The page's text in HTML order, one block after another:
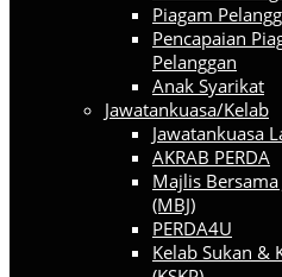
Piagam
Pencapaian
Pelanggan
Anak Syarikat
Jawatankuasa/Kelab
Jawatankuasa
AKRAB PERDA
Majlis Bersama
(MBJ)
PERDA4U
Kelab Sukan &